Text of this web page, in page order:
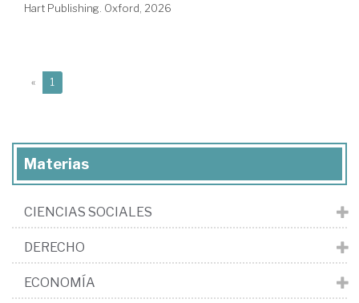
Hart Publishing. Oxford, 2026
« 1
Materias
CIENCIAS SOCIALES
DERECHO
ECONOMÍA